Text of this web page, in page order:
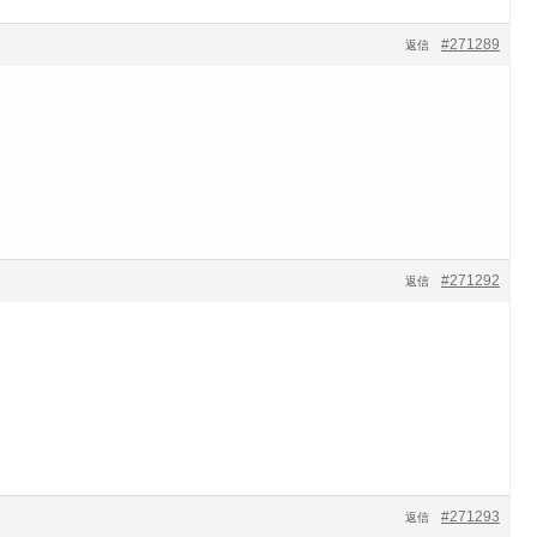
#271289
返信
#271292
返信
#271293
返信